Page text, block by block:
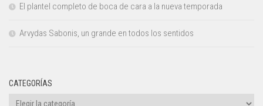
El plantel completo de boca de cara a la nueva temporada
Arvydas Sabonis, un grande en todos los sentidos
CATEGORÍAS
Categorías